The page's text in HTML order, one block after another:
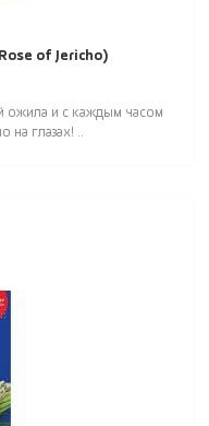
of Jericho)
ожила и с каждым часом
на глазах! ..